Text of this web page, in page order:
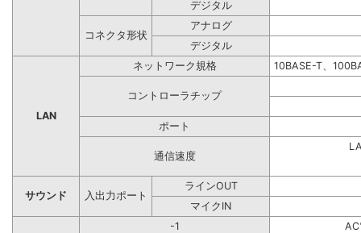
デジタル
コネクタ形状
アナログ
デジタル
LAN
ネットワーク規格 10BASE-T、
コントローラチップ
ポート
通信速度
サウンド 入出力ポート
ラインOUT
マイクIN
-1